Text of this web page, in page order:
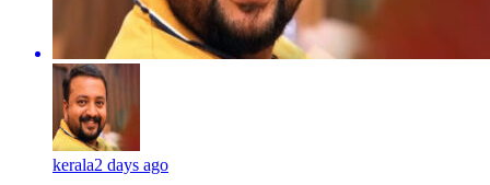
kerala2 days ago